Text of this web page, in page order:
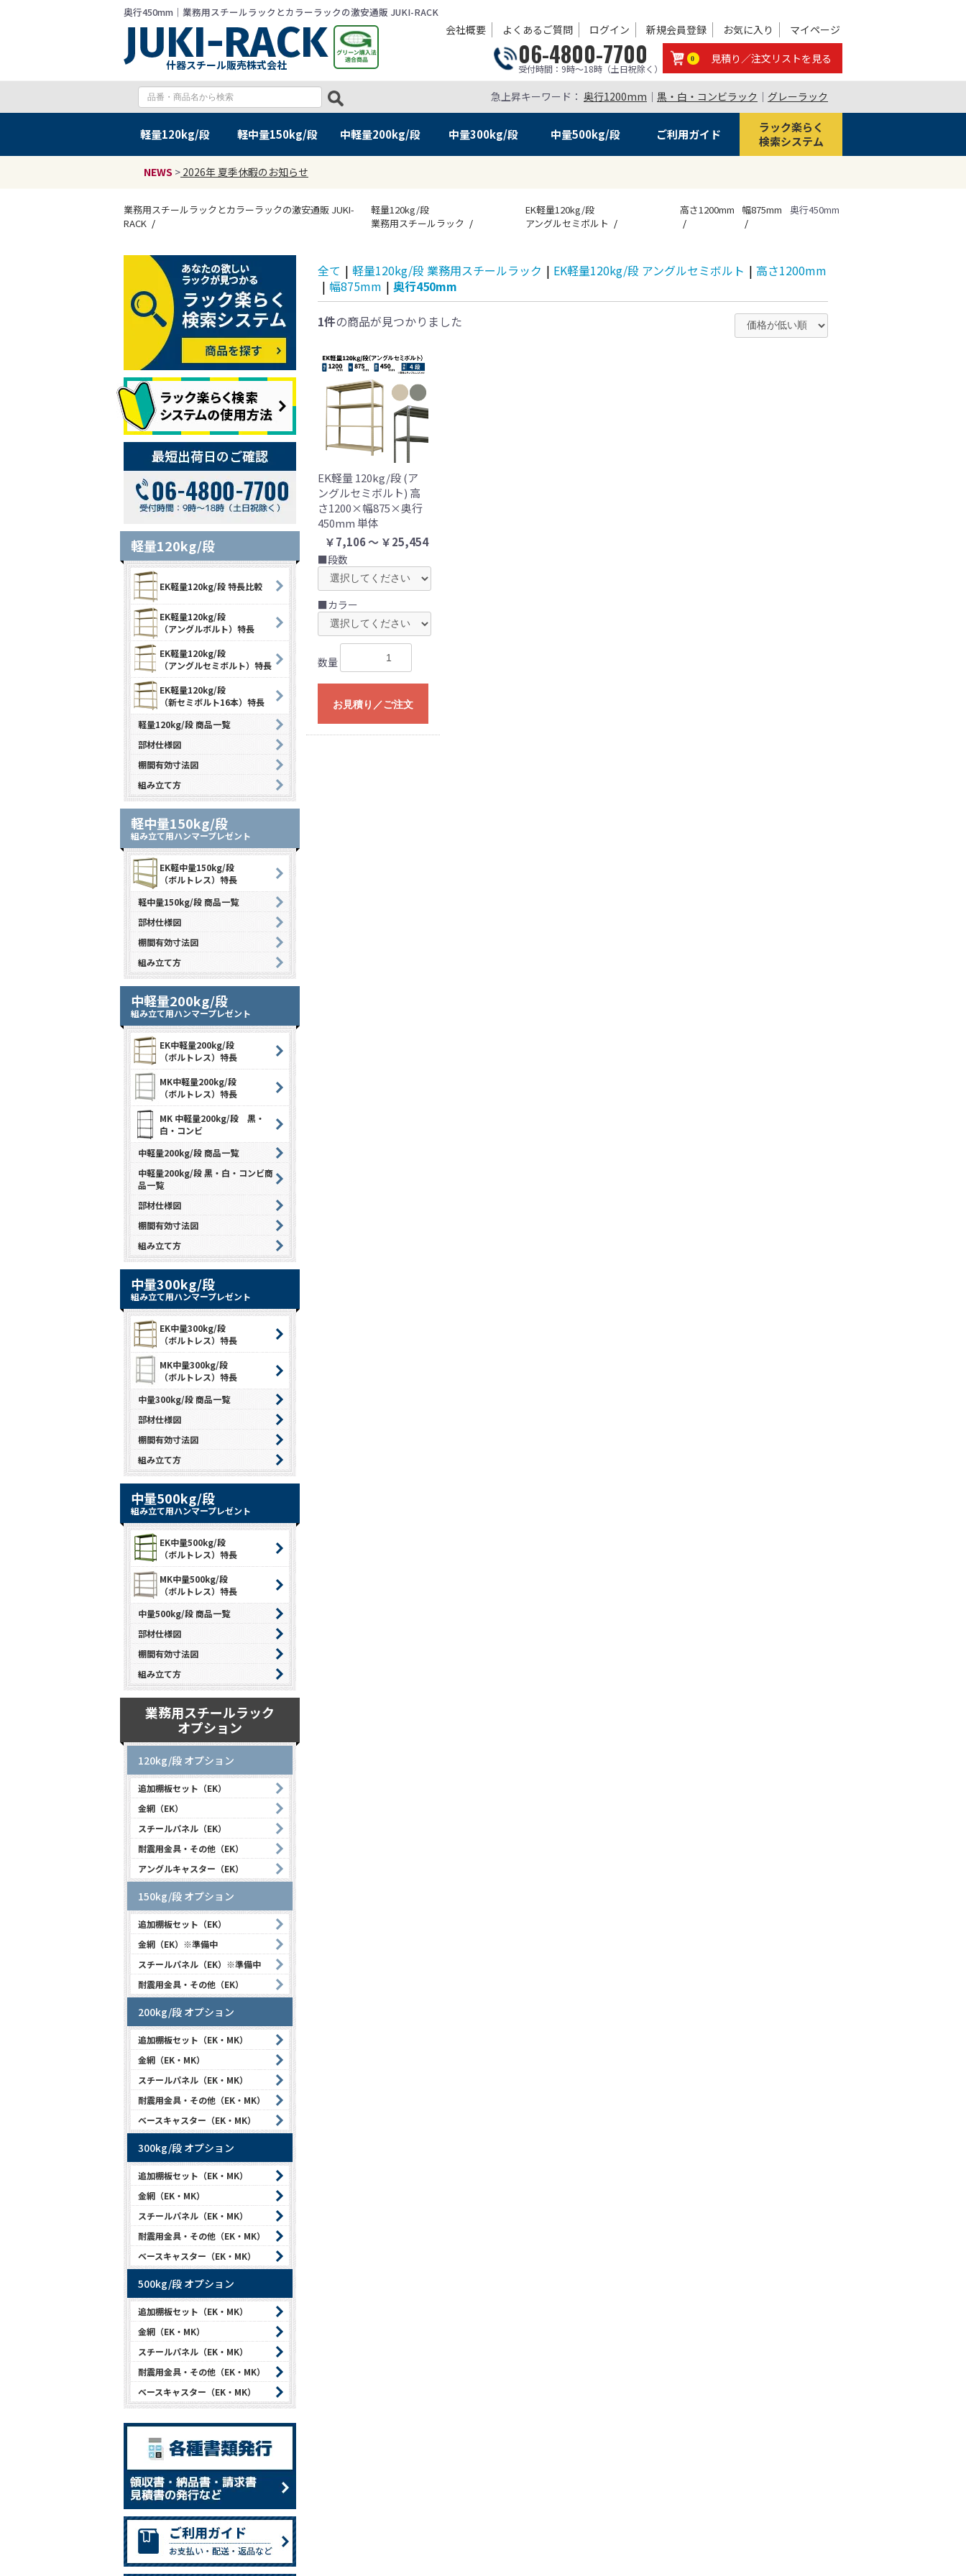
奥行450mm｜業務用スチールラックとカラーラックの激安通販 JUKI-RACK
什器スチール販売株式会社
会社概要 よくあるご質問 ログイン 新規会員登録 お気に入り マイページ
06-4800-7700
受付時間：9時～18時（土日祝除く）
0 見積り／注文リストを見る
急上昇キーワード： 奥行1200mm ｜ 黒・白・コンビラック ｜ グレーラック
軽量120kg/段 軽中量150kg/段 中軽量200kg/段 中量300kg/段 中量500kg/段 ご利用ガイド
ラック楽らく
検索システム
NEWS > 2026年 夏季休暇のお知らせ
業務用スチールラックとカラーラックの激安通販 JUKI-
RACK
軽量120kg/段
業務用スチールラック
EK軽量120kg/段
アングルセミボルト
高さ1200mm 幅875mm 奥行450mm
軽量120kg/段
EK軽量120kg/段 特長比較
EK軽量120kg/段
（アングルボルト）特長
EK軽量120kg/段
（アングルセミボルト）特長
EK軽量120kg/段
（新セミボルト16本）特長
軽量120kg/段 商品一覧
部材仕様図
棚間有効寸法図
組み立て方
軽中量150kg/段
組み立て用ハンマープレゼント
EK軽中量150kg/段
（ボルトレス）特長
軽中量150kg/段 商品一覧
部材仕様図
棚間有効寸法図
組み立て方
中軽量200kg/段
組み立て用ハンマープレゼント
EK中軽量200kg/段
（ボルトレス）特長
MK中軽量200kg/段
（ボルトレス）特長
MK 中軽量200kg/段 黒・
白・コンビ
中軽量200kg/段 商品一覧
中軽量200kg/段 黒・白・コンビ商
品一覧
部材仕様図
棚間有効寸法図
組み立て方
中量300kg/段
組み立て用ハンマープレゼント
EK中量300kg/段
（ボルトレス）特長
MK中量300kg/段
（ボルトレス）特長
中量300kg/段 商品一覧
部材仕様図
棚間有効寸法図
組み立て方
中量500kg/段
組み立て用ハンマープレゼント
EK中量500kg/段
（ボルトレス）特長
MK中量500kg/段
（ボルトレス）特長
中量500kg/段 商品一覧
部材仕様図
棚間有効寸法図
組み立て方
業務用スチールラック
オプション
120kg/段 オプション
追加棚板セット（EK）
金網（EK）
スチールパネル（EK）
耐震用金具・その他（EK）
アングルキャスター（EK）
150kg/段 オプション
追加棚板セット（EK）
金網（EK）※準備中
スチールパネル（EK）※準備中
耐震用金具・その他（EK）
200kg/段 オプション
追加棚板セット（EK・MK）
金網（EK・MK）
スチールパネル（EK・MK）
耐震用金具・その他（EK・MK）
ベースキャスター（EK・MK）
300kg/段 オプション
追加棚板セット（EK・MK）
金網（EK・MK）
スチールパネル（EK・MK）
耐震用金具・その他（EK・MK）
ベースキャスター（EK・MK）
500kg/段 オプション
追加棚板セット（EK・MK）
金網（EK・MK）
スチールパネル（EK・MK）
耐震用金具・その他（EK・MK）
ベースキャスター（EK・MK）
全て | 軽量120kg/段 業務用スチールラック | EK軽量120kg/段 アングルセミボルト | 高さ1200mm
| 幅875mm | 奥行450mm
1件の商品が見つかりました
EK軽量 120kg/段 (ア
ングルセミボルト) 高
さ1200×幅875×奥行
450mm 単体
￥7,106 ～ ￥25,454
■段数
■カラー
数量
お見積り／ご注文